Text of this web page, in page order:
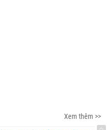
Xem thêm >>